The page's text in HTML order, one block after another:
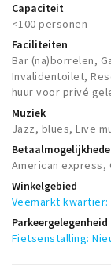
Party pics
Eten
Drinken
Slapen
Recreatief
Winkels
Winkelgebieden
Deals
Parkeren
Capaciteit
<100 personen
Faciliteiten
Bar (na)borrelen,
Invalidentoilet,
huur voor privé
Muziek
Jazz, blues, Live
American express,
Winkelgebied
Veemarkt
Parkeergelegenheid
Fietsenstalling: